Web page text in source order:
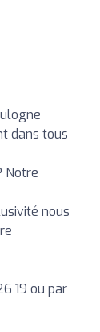
dans tous
Notre
nous
19 ou par